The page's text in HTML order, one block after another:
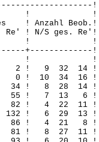
!
!
! Anzahl Beob.!
! N/S ges. Re'!
!
+-------------!
!
9 32 14 !
34 16 !
8 28 14 !
! 7 13 6 !
! 4 22 11 !
! 6 29 13 !
! 4 21 8 !
! 8 27 11 !